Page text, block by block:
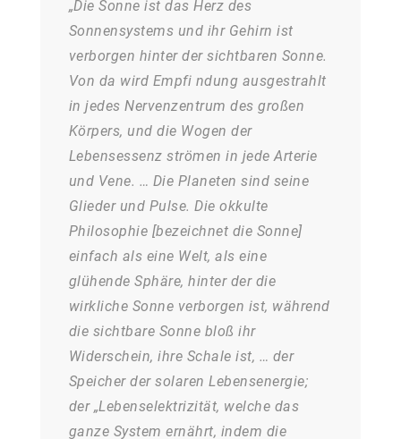
„Die Sonne ist das Herz des
Sonnensystems und ihr Gehirn ist
verborgen hinter der sichtbaren Sonne.
Von da wird Empfi ndung ausgestrahlt
in jedes Nervenzentrum des großen
Körpers, und die Wogen der
Lebensessenz strömen in jede Arterie
und Vene. … Die Planeten sind seine
Glieder und Pulse. Die okkulte
Philosophie [bezeichnet die Sonne]
einfach als eine Welt, als eine
glühende Sphäre, hinter der die
wirkliche Sonne verborgen ist, während
die sichtbare Sonne bloß ihr
Widerschein, ihre Schale ist, … der
Speicher der solaren Lebensenergie;
der „Lebenselektrizität, welche das
ganze System ernährt, indem die